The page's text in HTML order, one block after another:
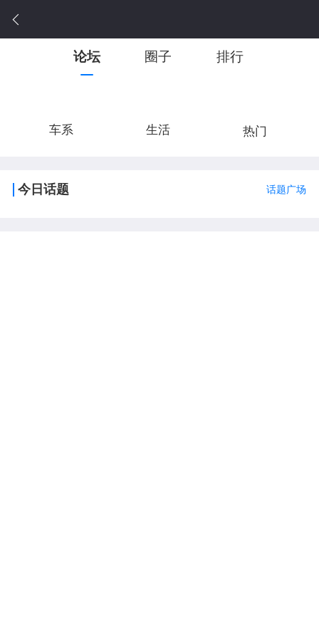
论坛 圈子 排行
车系 生活 热门
今日话题 话题广场